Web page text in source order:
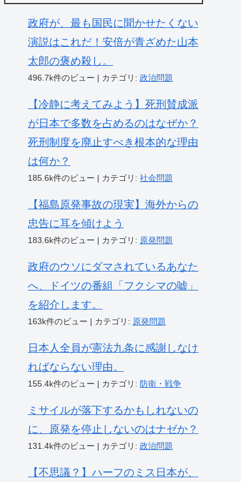
政府が、最も国民に聞かせたくない
演説はこれだ！安倍が青ざめた山本
太郎の褒め殺し。
496.7k件のビュー | カテゴリ: 政治問題
【冷静に考えてみよう】死刑賛成派
が日本で多数を占めるのはなぜか？
死刑制度を廃止すべき根本的な理由
は何か？
185.6k件のビュー | カテゴリ: 社会問題
【福島原発事故の現実】海外からの
忠告に耳を傾けよう
183.6k件のビュー | カテゴリ: 原発問題
政府のウソにダマされているあなた
へ、ドイツの番組「フクシマの嘘」
を紹介します。
163k件のビュー | カテゴリ: 原発問題
日本人全員が憲法九条に感謝しなけ
ればならない理由。
155.4k件のビュー | カテゴリ: 防衛・戦争
ミサイルが落下するかもしれないの
に、原発を停止しないのはナゼか？
131.4k件のビュー | カテゴリ: 政治問題
【不思議？】ハーフのミス日本が、